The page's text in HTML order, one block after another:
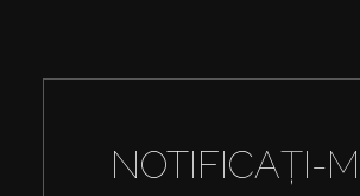
NOTIFICAȚI-